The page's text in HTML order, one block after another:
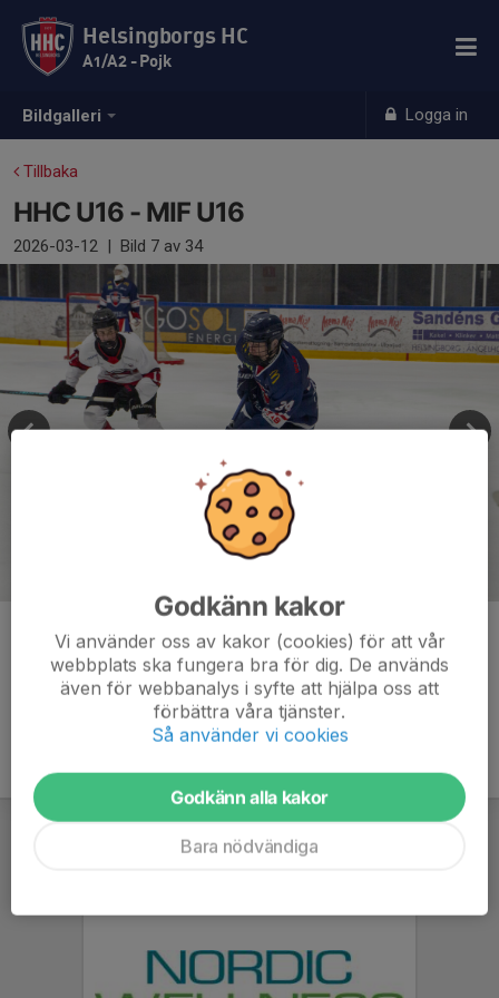
Bildgalleri Logga in
Helsingborgs HC
A1/A2 - Pojk
Tillbaka
HHC U16 - MIF U16
2026-03-12 | Bild 7 av 34
Kommentarer
Godkänn kakor
Vi använder oss av kakor (cookies) för att vår
webbplats ska fungera bra för dig. De används
även för webbanalys i syfte att hjälpa oss att
förbättra våra tjänster.
Så använder vi cookies
Godkänn alla kakor
Bara nödvändiga